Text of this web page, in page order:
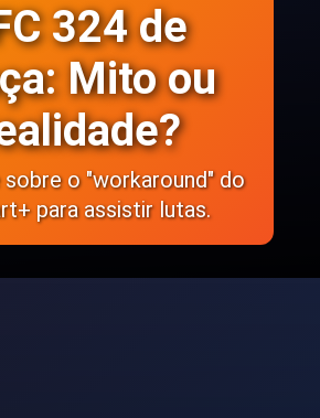
324 de
Mito ou
sobre o "workaround" do
para assistir lutas.